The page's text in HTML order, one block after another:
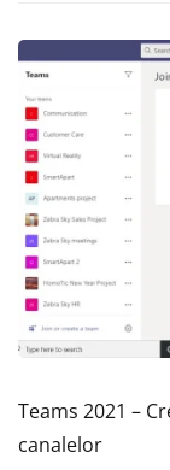
Teams 2021 –
canalelor